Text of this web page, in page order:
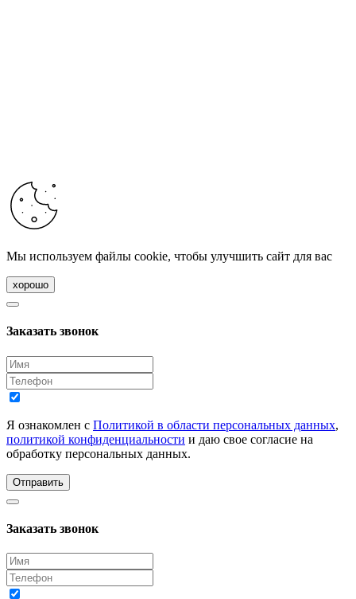
Мы используем файлы cookie, чтобы улучшить сайт для вас
хорошо
Заказать звонок
Я ознакомлен с Политикой в области персональных данных,
политикой конфиденциальности и даю свое согласие на
обработку персональных данных.
Отправить
Заказать звонок